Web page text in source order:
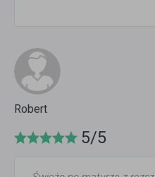
Robert
5/5